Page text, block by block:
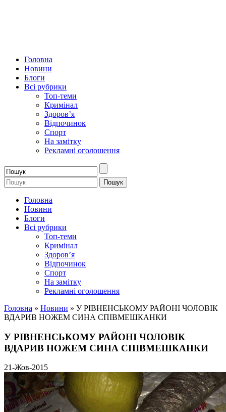
Головна
Новини
Блоги
Всі рубрики
Топ-теми
Кримінал
Здоров’я
Відпочинок
Спорт
На замітку
Рекламні оголошення
Головна
Новини
Блоги
Всі рубрики
Топ-теми
Кримінал
Здоров’я
Відпочинок
Спорт
На замітку
Рекламні оголошення
Головна » Новини » У РІВНЕНСЬКОМУ РАЙОНІ ЧОЛОВІК
ВДАРИВ НОЖЕМ СИНА СПІВМЕШКАНКИ
У РІВНЕНСЬКОМУ РАЙОНІ ЧОЛОВІК
ВДАРИВ НОЖЕМ СИНА СПІВМЕШКАНКИ
21-Жов-2015